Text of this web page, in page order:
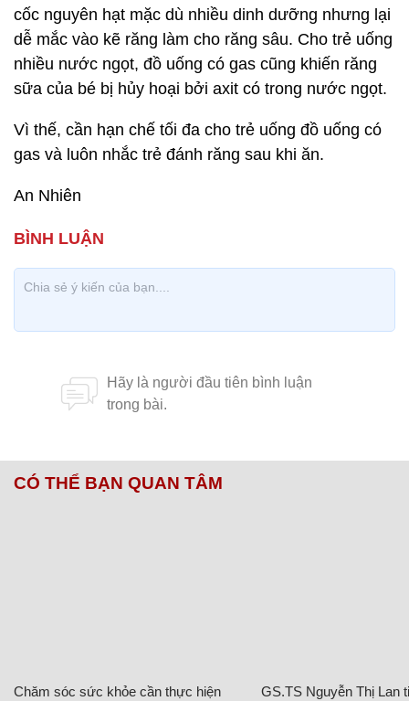
cốc nguyên hạt mặc dù nhiều dinh dưỡng nhưng lại
dễ mắc vào kẽ răng làm cho răng sâu. Cho trẻ uống
nhiều nước ngọt, đồ uống có gas cũng khiến răng
sữa của bé bị hủy hoại bởi axit có trong nước ngọt.
Vì thế, cần hạn chế tối đa cho trẻ uống đồ uống có
gas và luôn nhắc trẻ đánh răng sau khi ăn.
An Nhiên
CÓ THỂ BẠN QUAN TÂM
Chăm sóc sức khỏe cần thực hiện
GS.TS Nguyễn Thị Lan